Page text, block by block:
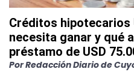
Créditos hipotecarios
necesita ganar y qué
préstamo de USD
PorRedacción Diario de